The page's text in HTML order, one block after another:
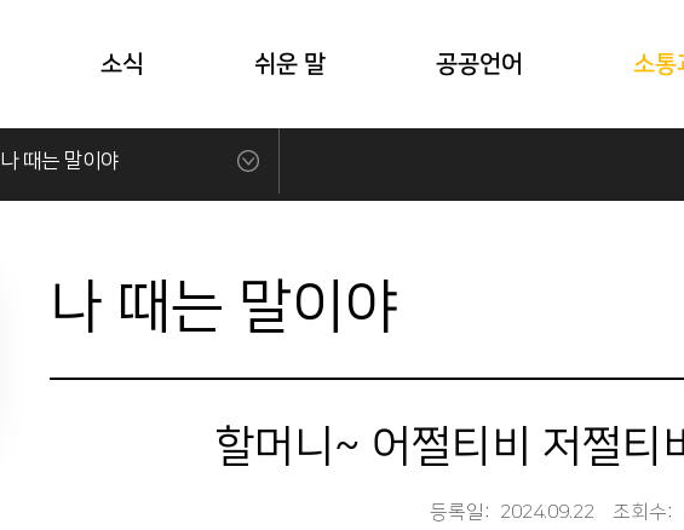
소식 쉬운 말 공공언어 소통
나 때는 말이야
나 때는 말이야
할머니~ 어쩔티비 저쩔티
등록일: 2024.09.22 조회수: